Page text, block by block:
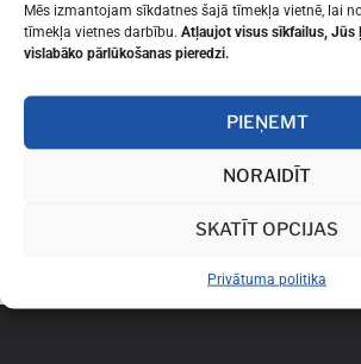
Mēs izmantojam sīkdatnes šajā tīmekļa vietnē, lai
tīmekļa vietnes darbību. Atļaujot visus sīkfailus, Jūs
vislabāko pārlūkošanas pieredzi.
PIEŅEMT
NORAIDĪT
SKATĪT OPCIJAS
Privātuma politika